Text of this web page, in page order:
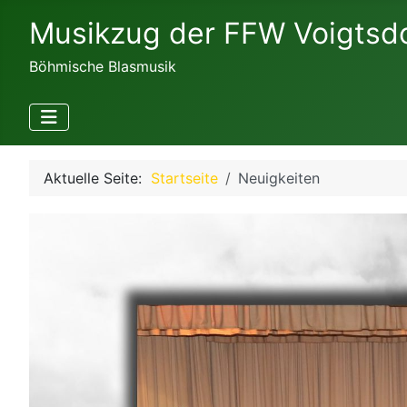
Musikzug der FFW
Böhmische Blasmusik
Aktuelle Seite: Startseite Neuigkeiten